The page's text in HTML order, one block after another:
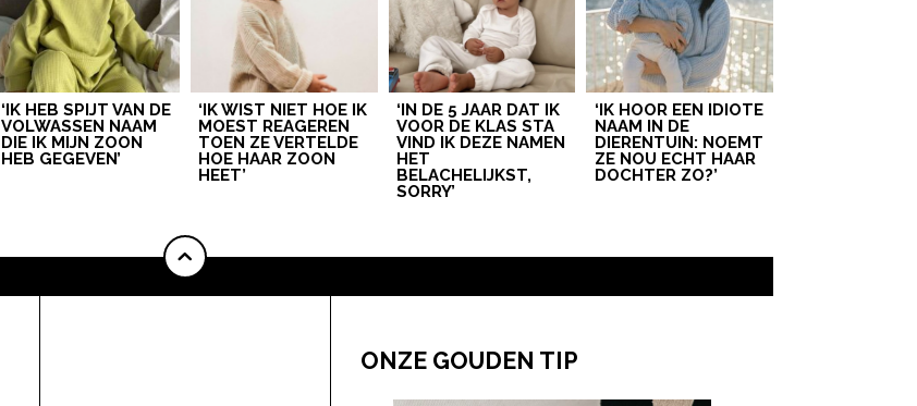
‘IK HEB SPIJT VAN DE
VOLWASSEN NAAM
DIE IK MIJN ZOON
HEB GEGEVEN’
‘IK WIST NIET HOE IK
MOEST REAGEREN
TOEN ZE VERTELDE
HOE HAAR ZOON
HEET’
‘IN DE 5 JAAR DAT IK
VOOR DE KLAS STA
VIND IK DEZE NAMEN
HET
BELACHELIJKST,
SORRY’
‘IK HOOR EEN IDIOTE
NAAM IN DE
DIERENTUIN: NOEMT
ZE NOU ECHT HAAR
DOCHTER ZO?’
ONZE GOUDEN TIP